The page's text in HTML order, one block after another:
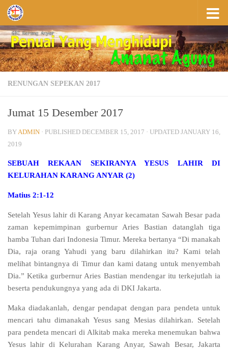
Skip to content
RENUNGAN SEPEKAN 2017
Jumat 15 Desember 2017
BYADMIN · PUBLISHED DECEMBER 15, 2017 · UPDATED JANUARY 16,
2019
SEBUAH REKAAN SEKIRANYA YESUS LAHIR DI
KELURAHAN KARANG ANYAR (2)
Matius 2:1-12
Setelah Yesus lahir di Karang Anyar kecamatan Sawah Besar pada
zaman kepemimpinan gurbernur Aries Bastian datanglah tiga
hamba Tuhan dari Indonesia Timur. Mereka bertanya “Di manakah
Dia, raja orang Yahudi yang baru dilahirkan itu? Kami telah
melihat bintangnya di Timur dan kami datang untuk menyembah
Dia.” Ketika gurbernur Aries Bastian mendengar itu terkejutlah ia
beserta pendukungnya yang ada di DKI Jakarta.
Maka diadakanlah, dengar pendapat dengan para pendeta untuk
mencari tahu dimanakah Yesus sang Mesias dilahirkan. Setelah
para pendeta mencari di Alkitab maka mereka menemukan bahwa
Yesus lahir di Kelurahan Karang Anyar, Sawah Besar, Jakarta